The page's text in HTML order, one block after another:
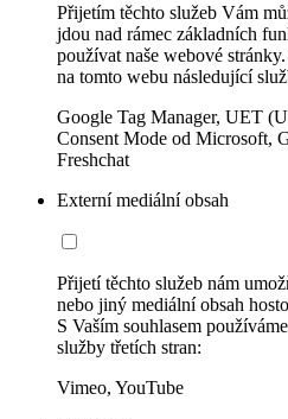
Přijetím těchto služeb Vám
jdou nad rámec základních
používat naše webové
na tomto webu následující
Google Tag Manager, UET
Consent Mode od Microsoft,
Freshchat
Externí mediální obsah
Přijetí těchto služeb nám
nebo jiný mediální obsah
S Vaším souhlasem
služby třetích stran:
Vimeo, YouTube